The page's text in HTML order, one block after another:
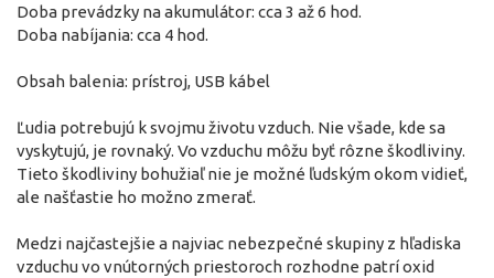
Doba prevádzky na akumulátor: cca 3 až 6 hod.
Doba nabíjania: cca 4 hod.
Obsah balenia: prístroj, USB kábel
Ľudia potrebujú k svojmu životu vzduch. Nie všade, kde sa
vyskytujú, je rovnaký. Vo vzduchu môžu byť rôzne škodliviny.
Tieto škodliviny bohužiaľ nie je možné ľudským okom vidieť,
ale našťastie ho možno zmerať.
Medzi najčastejšie a najviac nebezpečné skupiny z hľadiska
vzduchu vo vnútorných priestoroch rozhodne patrí oxid